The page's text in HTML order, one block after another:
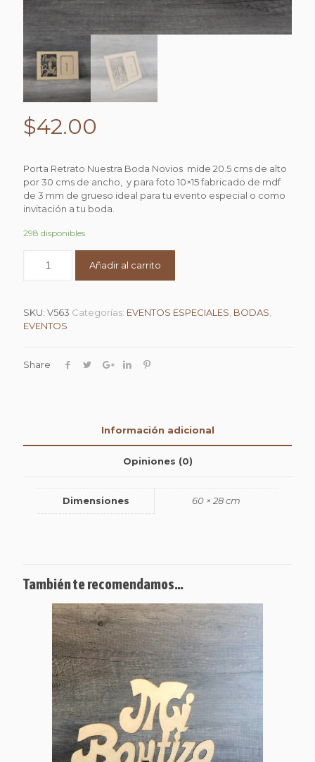
$42.00
Porta Retrato Nuestra Boda Novios mide 20.5 cms de alto
por 30 cms de ancho, y para foto 10×15 fabricado de mdf
de 3 mm de grueso ideal para tu evento especial o como
invitación a tu boda.
298 disponibles
Añadir al carrito
SKU: V563 Categorías: EVENTOS ESPECIALES BODAS
EVENTOS
Share
Información adicional
Opiniones (0)
Dimensiones 60 × 28 cm
También te recomendamos…